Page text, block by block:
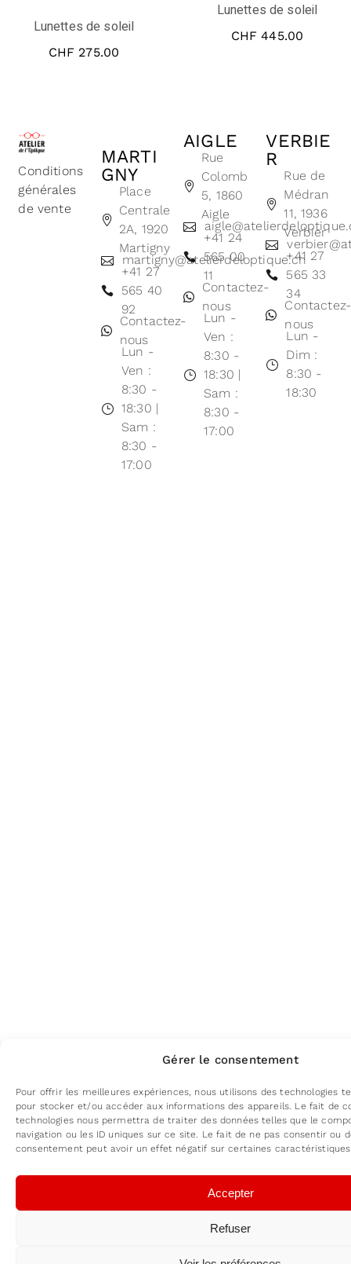
Gérer le consentement
Pour offrir les meilleures expériences, nous utilisons des technologies
pour stocker et/ou accéder aux informations des appareils. Le fait de
technologies nous permettra de traiter des données telles que le
navigation ou les ID uniques sur ce site. Le fait de ne pas consentir ou
consentement peut avoir un effet négatif sur certaines
Accepter
Refuser
Lunettes de soleil
CHF 275.00
Lunettes de soleil
CHF 445.00
Conditions
générales
de vente
MARTI
GNY
Place
Centrale
2A, 1920
Martigny
martigny@atelierdeloptique.ch
+41 27
565 40
92
Contactez-
nous
Lun -
Ven :
8:30 -
18:30 |
Sam :
8:30 -
17:00
AIGLE
Rue
Colomb
5, 1860
Aigle
+41 24
565 00
11
Contactez-
nous
Lun -
Ven :
8:30 -
18:30 |
Sam :
8:30 -
17:00
VERBIE
R
Rue de
Médran
11, 1936
Verbier
+41 27
565 33
34
Contactez-
nous
Lun -
Dim :
8:30 -
18:30